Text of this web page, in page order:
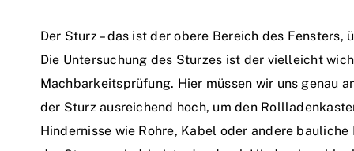
Der Sturz – das ist der obere Bereich des
Die Untersuchung des Sturzes ist der vielleicht
Machbarkeitsprüfung. Hier müssen wir uns genau
der Sturz ausreichend hoch, um den
Hindernisse wie Rohre, Kabel oder andere